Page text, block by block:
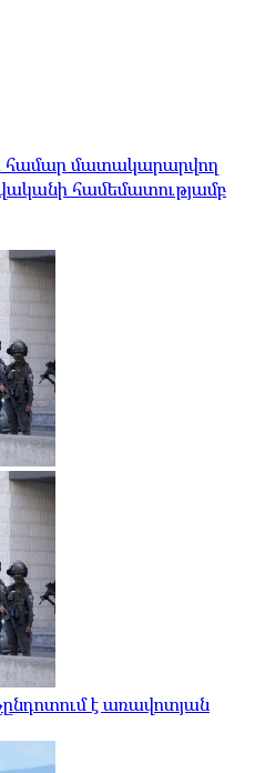
համար մատակարարվող
համեմատությամբ
է առավոտյան